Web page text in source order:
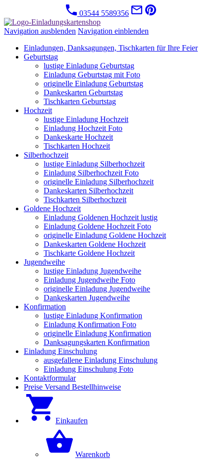
03544 5589356
Navigation ausblenden Navigation einblenden
Einladungen, Danksagungen, Tischkarten für Ihre Feier
Geburtstag
lustige Einladung Geburtstag
Einladung Geburtstag mit Foto
originelle Einladung Geburtstag
Dankeskarten Geburtstag
Tischkarten Geburtstag
Hochzeit
lustige Einladung Hochzeit
Einladung Hochzeit Foto
Dankeskarte Hochzeit
Tischkarten Hochzeit
Silberhochzeit
lustige Einladung Silberhochzeit
Einladung Silberhochzeit Foto
originelle Einladung Silberhochzeit
Dankeskarten Silberhochzeit
Tischkarten Silberhochzeit
Goldene Hochzeit
Einladung Goldenen Hochzeit lustig
Einladung Goldene Hochzeit Foto
originelle Einladung Goldene Hochzeit
Dankeskarten Goldene Hochzeit
Tischkarte Goldene Hochzeit
Jugendweihe
lustige Einladung Jugendweihe
Einladung Jugendweihe Foto
originelle Einladung Jugendweihe
Dankeskarten Jugendweihe
Konfirmation
lustige Einladung Konfirmation
Einladung Konfirmation Foto
originelle Einladung Konfirmation
Danksagungskarten Konfirmation
Einladung Einschulung
ausgefallene Einladung Einschulung
Einladung Einschulung Foto
Kontaktformular
Preise Versand Bestellhinweise
Einkaufen
Warenkorb